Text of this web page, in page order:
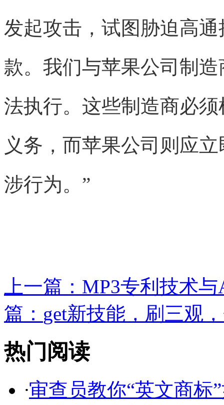
发起攻击，试图胁迫高
款。我们与苹果公司制
法执行。这些制造商必
义务，而苹果公司则应
涉行为。”
上一篇： MP3专利技术
篇： get新技能，刷三观
热门阅读
·审查员教你“英文商标